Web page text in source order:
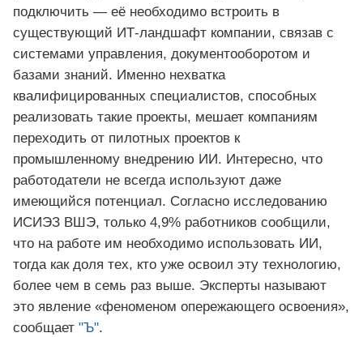
подключить — её необходимо встроить в
существующий ИТ-ландшафт компании, связав с
системами управления, документооборотом и
базами знаний. Именно нехватка
квалифицированных специалистов, способных
реализовать такие проекты, мешает компаниям
переходить от пилотных проектов к
промышленному внедрению ИИ. Интересно, что
работодатели не всегда используют даже
имеющийся потенциал. Согласно исследованию
ИСИЭЗ ВШЭ, только 4,9% работников сообщили,
что на работе им необходимо использовать ИИ,
тогда как доля тех, кто уже освоил эту технологию,
более чем в семь раз выше. Эксперты называют
это явление «феноменом опережающего освоения»,
сообщает "Ъ".